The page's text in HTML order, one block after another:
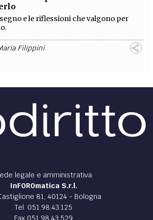
e le riflessioni che valgono per
Filippini
interessanti del Nuovo Testamento:
Filippini
il Dottore Angelico.
Filippini